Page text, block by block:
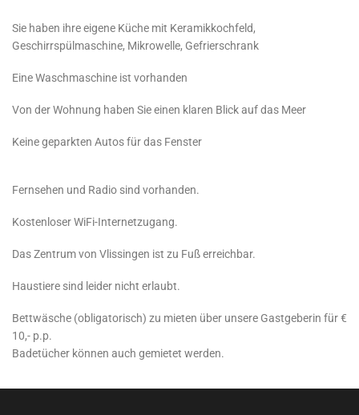
Sie haben ihre eigene Küche mit Keramikkochfeld,
Geschirrspülmaschine, Mikrowelle, Gefrierschrank
Eine Waschmaschine ist vorhanden
Von der Wohnung haben Sie einen klaren Blick auf das Meer
Keine geparkten Autos für das Fenster
Fernsehen und Radio sind vorhanden.
Kostenloser WiFi-Internetzugang.
Das Zentrum von Vlissingen ist zu Fuß erreichbar.
Haustiere sind leider nicht erlaubt.
Bettwäsche (obligatorisch) zu mieten über unsere Gastgeberin für €
10,- p.p.
Badetücher können auch gemietet werden.